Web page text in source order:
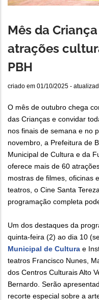
Mês da
atrações
PBH
criado em 01/10/2025 -
O mês de outubro chega
das Crianças e convidar
nos finais de semana e no
novembro, a Prefeitura de
Municipal de Cultura e da
oferece mais de 60
mostras de filmes, oficinas
teatros, o Cine Santa
programação completa
Um dos destaques da
quinta-feira (2) ao dia 10
Municipal de Cultura e
teatros Francisco Nunes,
dos Centros Culturais Alto
Bernardo. Serão
recorte especial sobre a